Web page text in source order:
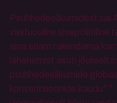
Psühhedeelikumidest sai
vastuouline sisepoliitiline
aina enam rakendama
lähenemist asuti jõuliselt
psühhedeelikumide
konventsioonide